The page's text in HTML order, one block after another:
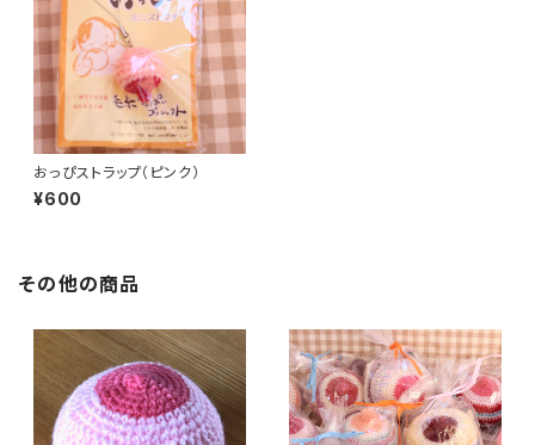
おっぴストラップ（ピンク）
¥600
その他の商品